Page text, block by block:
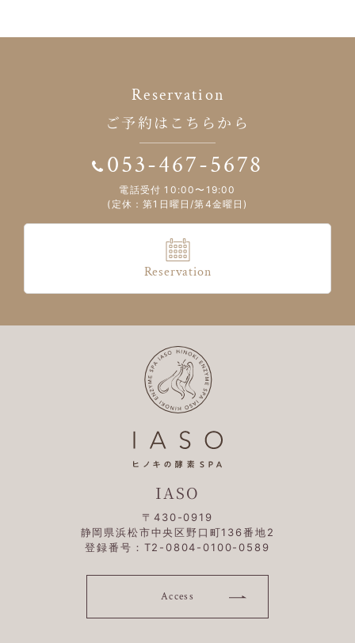
Reservation
ご予約はこちらから
053-467-5678
電話受付 10:00〜19:00
(定休：第1日曜日/第4金曜日)
Reservation
IASO
〒430-0919
静岡県浜松市中央区野口町136番地2
登録番号：T2-0804-0100-0589
Access